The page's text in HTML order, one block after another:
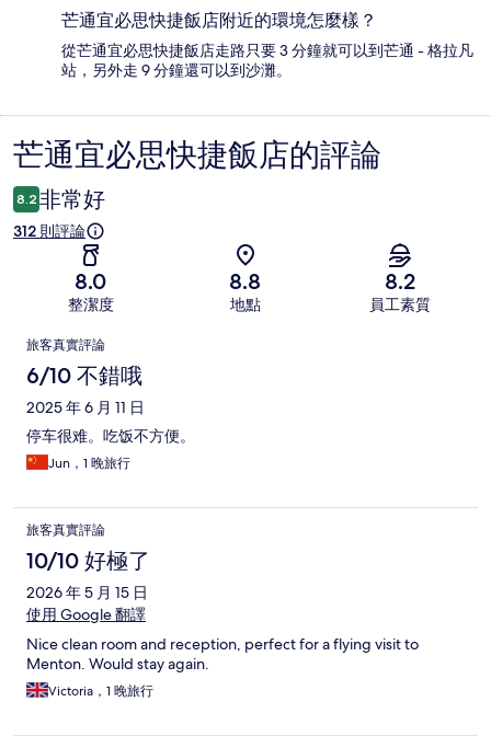
芒通宜必思快捷飯店附近的環境怎麼樣？
從芒通宜必思快捷飯店走路只要 3 分鐘就可以到芒通 - 格拉凡
站，另外走 9 分鐘還可以到沙灘。
評
論
芒通宜必思快捷飯店的評論
8.2 非常好
312 則評論
8.0
整潔度
8.8
地點
8.2
員工素質
評
論
旅客真實評論
6/10 不錯哦
2025 年 6 月 11 日
停车很难。吃饭不方便。
Jun，1 晚旅行
旅客真實評論
10/10 好極了
2026 年 5 月 15 日
使用 Google 翻譯
Nice clean room and reception, perfect for a flying visit to
Menton. Would stay again.
Victoria，1 晚旅行